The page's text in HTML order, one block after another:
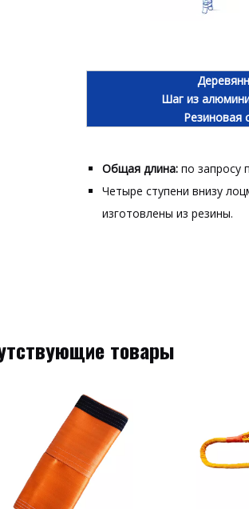
Шаг из
Резиновая
Общая длина: по запросу
Четыре ступени внизу
изготовлены из резины.
товары